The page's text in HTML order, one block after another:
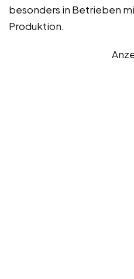
besonders in Betrieben
Produktion.